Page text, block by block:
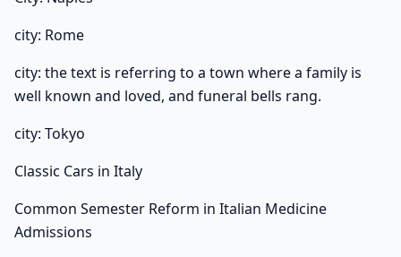
city: Rome
city: the text is referring to a town where a family is
well known and loved, and funeral bells rang.
city: Tokyo
Classic Cars in Italy
Common Semester Reform in Italian Medicine
Admissions